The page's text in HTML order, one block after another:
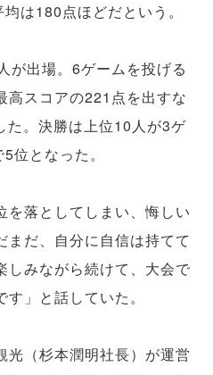
は180点ほどだという。
が出場。6ゲームを投げる
高スコアの221点を出すな
た。決勝は上位10人が3ゲ
位となった。
落としてしまい、悔しい
だ、自分に自信は持てて
しみながら続けて、大会で
」と話していた。
（杉本潤明社長）が運営